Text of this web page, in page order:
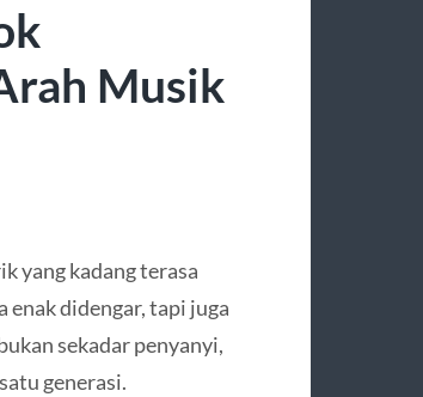
Musik
yang kadang terasa
enak didengar, tapi juga
sekadar penyanyi,
generasi.